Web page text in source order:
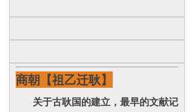
商朝【祖乙迁耿】
关于古耿国的建立，最早的文献记